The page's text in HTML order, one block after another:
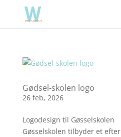
Gødsel-skolen logo
26 feb, 2026
Logodesign til Gøsselskolen
Gøsselskolen tilbyder et